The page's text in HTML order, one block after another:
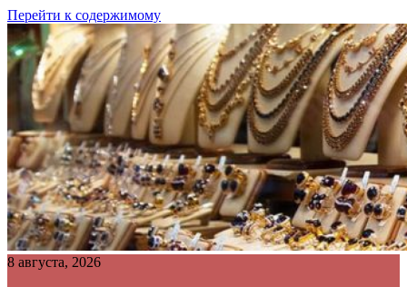
Перейти к содержимому
8 августа, 2026